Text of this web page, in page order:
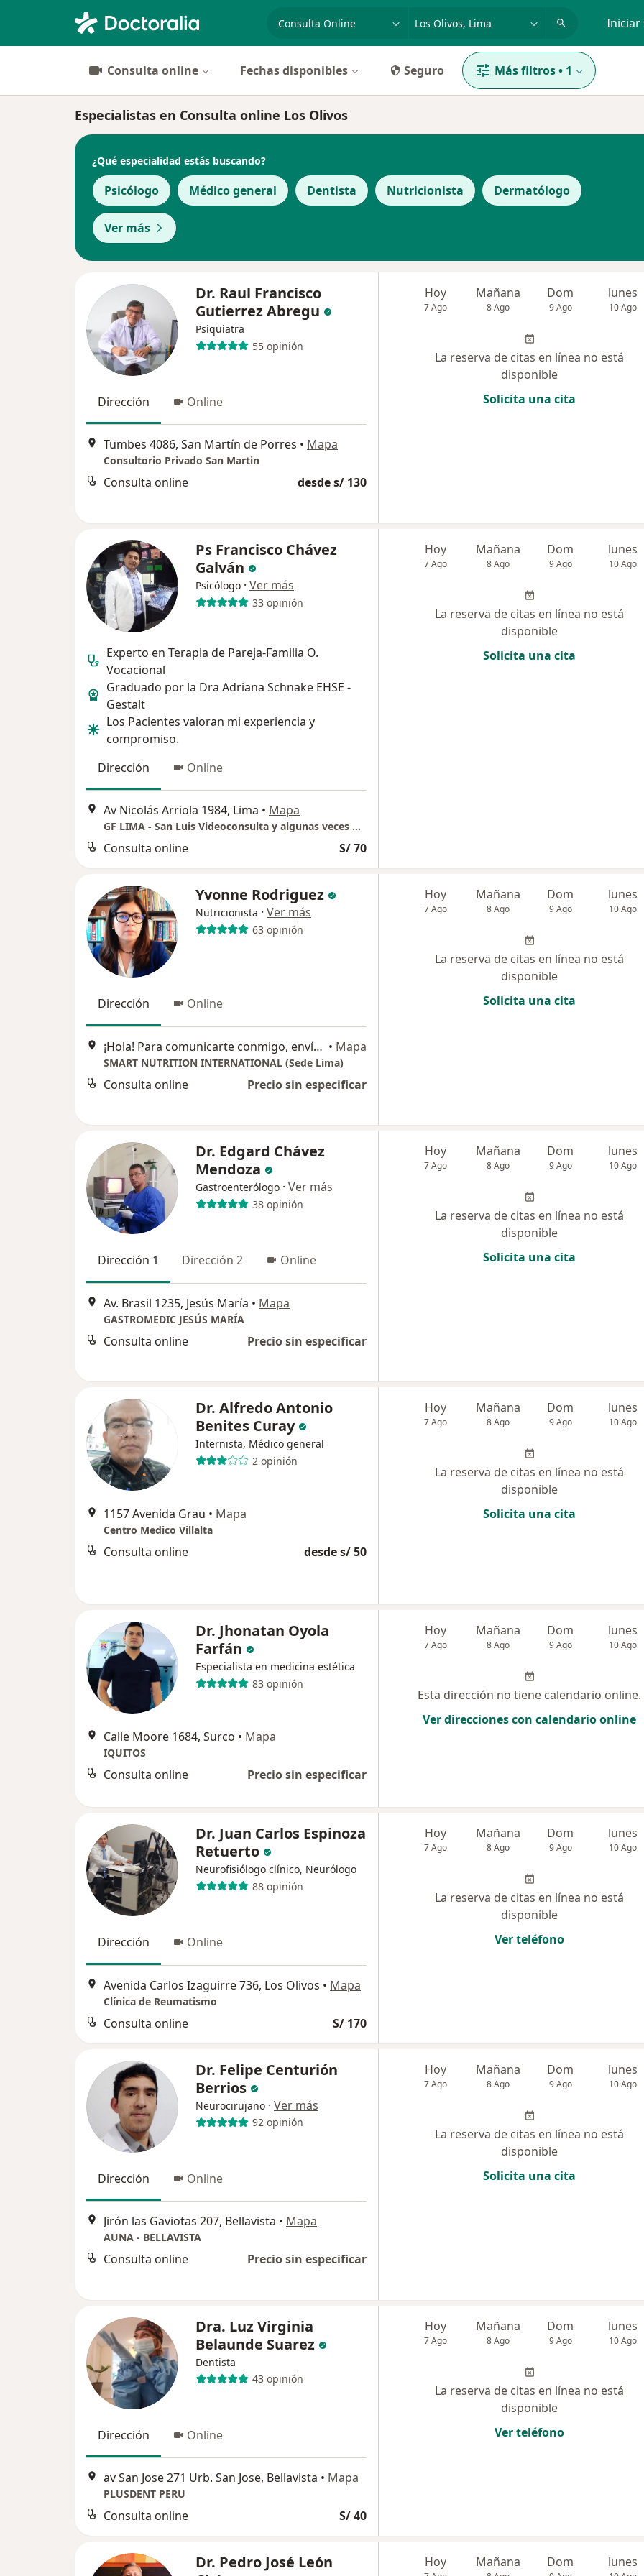
Iniciar
Consulta online Fechas disponibles Seguro Más filtros• 1
Especialistas en Consulta online Los Olivos
¿Qué especialidad estás buscando?
Psicólogo Médico general Dentista Nutricionista Dermatólogo
Ver más
Dr. Raul Francisco
Gutierrez Abregu
Psiquiatra
55 opinión
Dirección Online
Tumbes 4086, San Martín de Porres • Mapa
Consultorio Privado San Martin
Consulta online desde s/ 130
Hoy
7 Ago
Mañana
8 Ago
Dom
9 Ago
lunes
10 Ago
La reserva de citas en línea no está
disponible
Solicita una cita
Ps Francisco Chávez
Galván
Psicólogo · Ver más
33 opinión
Experto en Terapia de Pareja-Familia O.
Vocacional
Graduado por la Dra Adriana Schnake EHSE -
Gestalt
Los Pacientes valoran mi experiencia y
compromiso.
Dirección
Online
Av Nicolás Arriola 1984, Lima • Mapa
GF LIMA - San Luis Videoconsulta y algunas veces Presencial
Consulta online S/ 70
Hoy
7 Ago
Mañana
8 Ago
Dom
9 Ago
lunes
10 Ago
La reserva de citas en línea no está
disponible
Solicita una cita
Yvonne Rodriguez
Nutricionista · Ver más
63 opinión
Dirección Online
¡Hola! Para comunicarte conmigo, envía un WhatsApp o un correo electrónico desde mi sitio web, especificando el motivo de tu consulta. ¡Estaré encantado de ayudarte!, Lima • Mapa
SMART NUTRITION INTERNATIONAL (Sede Lima)
Consulta online Precio sin especificar
Hoy
7 Ago
Mañana
8 Ago
Dom
9 Ago
lunes
10 Ago
La reserva de citas en línea no está
disponible
Solicita una cita
Dr. Edgard Chávez
Mendoza
Gastroenterólogo · Ver más
38 opinión
Dirección 1 Dirección 2 Online
Av. Brasil 1235, Jesús María • Mapa
GASTROMEDIC JESÚS MARÍA
Consulta online Precio sin especificar
Hoy
7 Ago
Mañana
8 Ago
Dom
9 Ago
lunes
10 Ago
La reserva de citas en línea no está
disponible
Solicita una cita
Dr. Alfredo Antonio
Benites Curay
Internista, Médico general
2 opinión
1157 Avenida Grau • Mapa
Centro Medico Villalta
Consulta online desde s/ 50
Hoy
7 Ago
Mañana
8 Ago
Dom
9 Ago
lunes
10 Ago
La reserva de citas en línea no está
disponible
Solicita una cita
Dr. Jhonatan Oyola
Farfán
Especialista en medicina estética
83 opinión
Calle Moore 1684, Surco • Mapa
IQUITOS
Consulta online Precio sin especificar
Hoy
7 Ago
Mañana
8 Ago
Dom
9 Ago
lunes
10 Ago
Esta dirección no tiene calendario online.
Ver direcciones con calendario online
Dr. Juan Carlos Espinoza
Retuerto
Neurofisiólogo clínico, Neurólogo
88 opinión
Dirección Online
Avenida Carlos Izaguirre 736, Los Olivos • Mapa
Clínica de Reumatismo
Consulta online S/ 170
Hoy
7 Ago
Mañana
8 Ago
Dom
9 Ago
lunes
10 Ago
La reserva de citas en línea no está
disponible
Ver teléfono
Dr. Felipe Centurión
Berrios
Neurocirujano · Ver más
92 opinión
Dirección Online
Jirón las Gaviotas 207, Bellavista • Mapa
AUNA - BELLAVISTA
Consulta online Precio sin especificar
Hoy
7 Ago
Mañana
8 Ago
Dom
9 Ago
lunes
10 Ago
La reserva de citas en línea no está
disponible
Solicita una cita
Dra. Luz Virginia
Belaunde Suarez
Dentista
43 opinión
Dirección Online
av San Jose 271 Urb. San Jose, Bellavista • Mapa
PLUSDENT PERU
Consulta online S/ 40
Hoy
7 Ago
Mañana
8 Ago
Dom
9 Ago
lunes
10 Ago
La reserva de citas en línea no está
disponible
Ver teléfono
Dr. Pedro José León
Hoy Mañana Dom lunes